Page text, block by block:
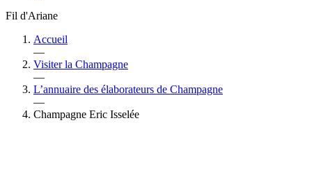
Fil d'Ariane
Accueil
—
Visiter la Champagne
—
L’annuaire des élaborateurs de Champagne
—
Champagne Eric Isselée